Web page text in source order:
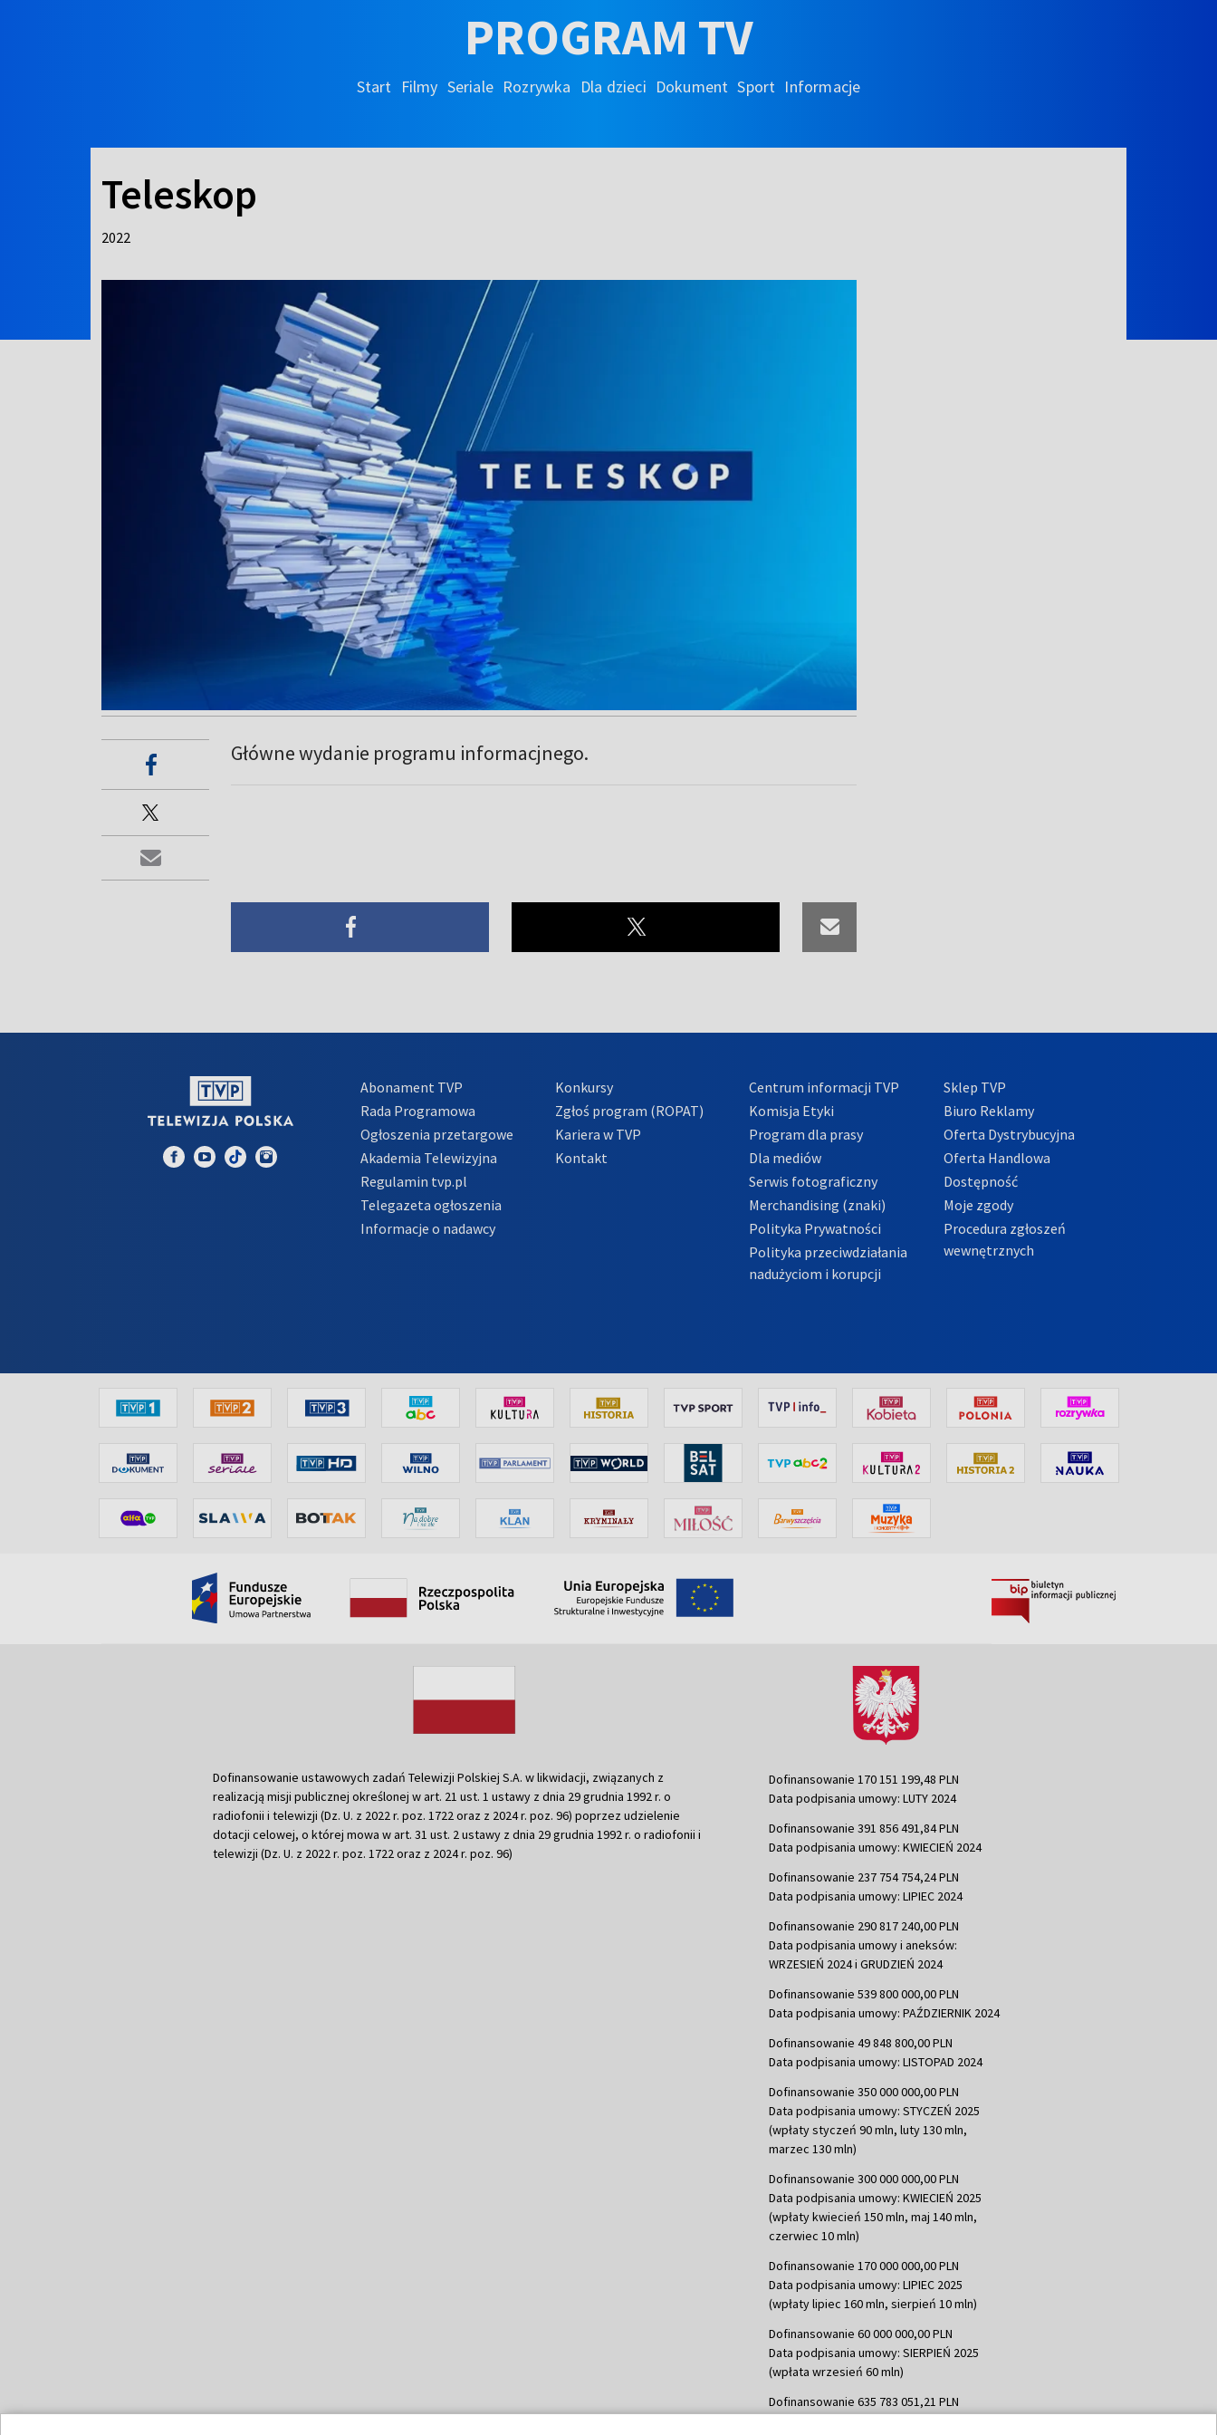
PROGRAM TV
Start Filmy Seriale Rozrywka Dla dzieci Dokument Sport Informacje
Teleskop
2022
Główne wydanie programu informacjnego.
Abonament TVP
Rada Programowa
Ogłoszenia przetargowe
Akademia Telewizyjna
Regulamin tvp.pl
Telegazeta ogłoszenia
Informacje o nadawcy
Konkursy
Zgłoś program (ROPAT)
Kariera w TVP
Kontakt
Centrum informacji TVP
Komisja Etyki
Program dla prasy
Dla mediów
Serwis fotograficzny
Merchandising (znaki)
Polityka Prywatności
Polityka przeciwdziałania
nadużyciom i korupcji
Sklep TVP
Biuro Reklamy
Oferta Dystrybucyjna
Oferta Handlowa
Dostępność
Moje zgody
Procedura zgłoszeń
wewnętrznych
Dofinansowanie ustawowych zadań Telewizji Polskiej S.A. w likwidacji, związanych z
realizacją misji publicznej określonej w art. 21 ust. 1 ustawy z dnia 29 grudnia 1992 r. o
radiofonii i telewizji (Dz. U. z 2022 r. poz. 1722 oraz z 2024 r. poz. 96) poprzez udzielenie
dotacji celowej, o której mowa w art. 31 ust. 2 ustawy z dnia 29 grudnia 1992 r. o radiofonii i
telewizji (Dz. U. z 2022 r. poz. 1722 oraz z 2024 r. poz. 96)
Dofinansowanie 170 151 199,48 PLN
Data podpisania umowy: LUTY 2024
Dofinansowanie 391 856 491,84 PLN
Data podpisania umowy: KWIECIEŃ 2024
Dofinansowanie 237 754 754,24 PLN
Data podpisania umowy: LIPIEC 2024
Dofinansowanie 290 817 240,00 PLN
Data podpisania umowy i aneksów:
WRZESIEŃ 2024 i GRUDZIEŃ 2024
Dofinansowanie 539 800 000,00 PLN
Data podpisania umowy: PAŹDZIERNIK 2024
Dofinansowanie 49 848 800,00 PLN
Data podpisania umowy: LISTOPAD 2024
Dofinansowanie 350 000 000,00 PLN
Data podpisania umowy: STYCZEŃ 2025
(wpłaty styczeń 90 mln, luty 130 mln,
marzec 130 mln)
Dofinansowanie 300 000 000,00 PLN
Data podpisania umowy: KWIECIEŃ 2025
(wpłaty kwiecień 150 mln, maj 140 mln,
czerwiec 10 mln)
Dofinansowanie 170 000 000,00 PLN
Data podpisania umowy: LIPIEC 2025
(wpłaty lipiec 160 mln, sierpień 10 mln)
Dofinansowanie 60 000 000,00 PLN
Data podpisania umowy: SIERPIEŃ 2025
(wpłata wrzesień 60 mln)
Dofinansowanie 635 783 051,21 PLN